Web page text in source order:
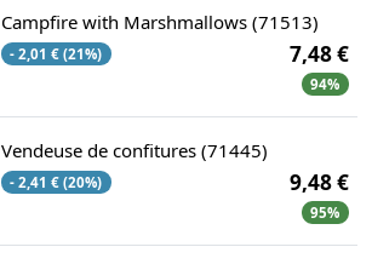
Campfire with Marshmallows (71513)
- 2,01 € (21%) 7,48 €
94%
Vendeuse de confitures (71445)
- 2,41 € (20%) 9,48 €
95%